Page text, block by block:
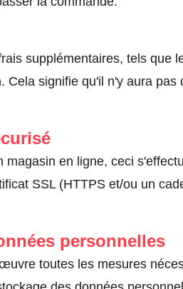
supplémentaires, tels que
signifie qu'il n'y aura pas
en ligne, ceci
SSL (HTTPS et/ou un
personnelles
toutes les mesures